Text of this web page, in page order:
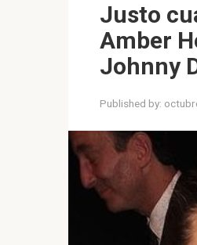
Justo
Amber
Johnny
Published by: